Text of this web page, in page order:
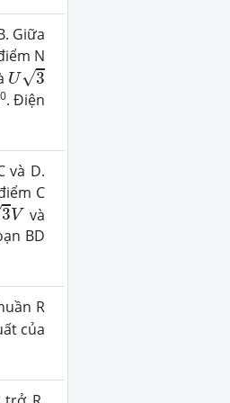
Giữa
N
U√3
U3
0. Điện
và D.
C
3V
V
và
BD
R
của